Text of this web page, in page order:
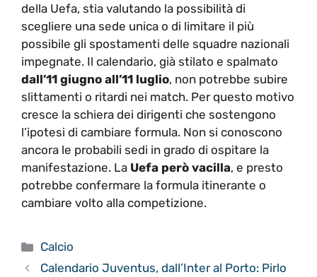
della Uefa, stia valutando la possibilità di
scegliere una sede unica o di limitare il più
possibile gli spostamenti delle squadre nazionali
impegnate. Il calendario, già stilato e spalmato
dall’11 giugno all’11 luglio, non potrebbe subire
slittamenti o ritardi nei match. Per questo motivo
cresce la schiera dei dirigenti che sostengono
l’ipotesi di cambiare formula. Non si conoscono
ancora le probabili sedi in grado di ospitare la
manifestazione. La Uefa però vacilla, e presto
potrebbe confermare la formula itinerante o
cambiare volto alla competizione.
Categorie
Calcio
Calendario Juventus, dall’Inter al Porto: Pirlo